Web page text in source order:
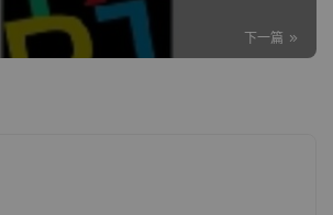
下一篇